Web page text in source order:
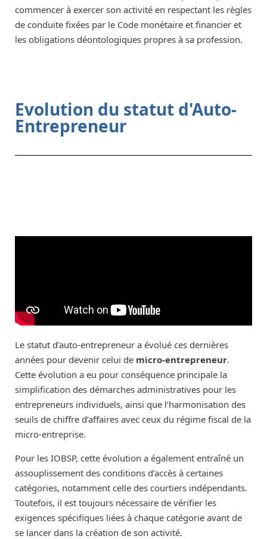
commencer à exercer son activité en respectant les règles
de conduite fixées par le Code monétaire et financier et
les obligations déontologiques propres à sa profession.
Evolution du statut d'Auto-
Entrepreneur
Le statut d’auto-entrepreneur a évolué ces dernières
années pour devenir celui de micro-entrepreneur.
Cette évolution a eu pour conséquence principale la
simplification des démarches administratives pour les
entrepreneurs individuels, ainsi que l’harmonisation des
seuils de chiffre d’affaires avec ceux du régime fiscal de la
micro-entreprise.
Pour les IOBSP, cette évolution a également entraîné un
assouplissement des conditions d’accès à certaines
catégories, notamment celle des courtiers indépendants.
Toutefois, il est toujours nécessaire de vérifier les
exigences spécifiques liées à chaque catégorie avant de
se lancer dans la création de son activité.